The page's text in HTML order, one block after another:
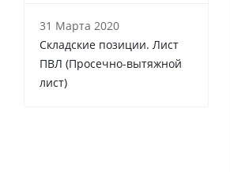
31 Марта 2020
Складские позиции. Лист
ПВЛ (Просечно-вытяжной
лист)